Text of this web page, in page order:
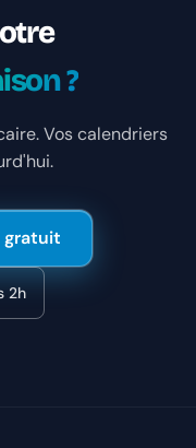
?
Vos calendriers
gratuit
2h